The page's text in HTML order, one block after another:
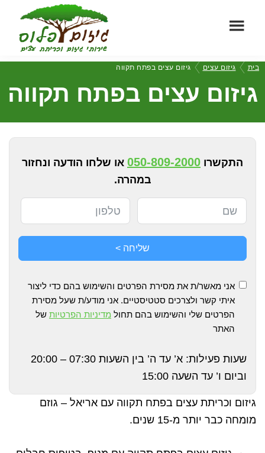
content
גיזום
שירותי
וכריתת
בית גיזום עצים גיזום עצים בפתח תקווה
גיזום עצים בפתח תקווה
התקשרו 050-809-2000 או שלחו הודעה ונחזור
במהרה.
שליחה >
אני מאשר/ת את מסירת הפרטים והשימוש בהם כדי ליצור
איתי קשר ולצרכים סטטיסטיים. אני מודע/ת שעל מסירת
הפרטים שלי והשימוש בהם תחול מדיניות הפרטיות של
האתר
שעות פעילות: א’ עד ה’ בין השעות 07:30 – 20:00
וביום ו’ עד השעה 15:00
גיזום וכריתת עצים בפתח תקווה עם אריאל – גוזם
מומחה כבר יותר מ-15 שנים.